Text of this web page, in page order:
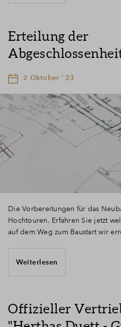
Erteilung der
2 Oktober ' 23
Die Vorbereitungen für das
Hochtouren. Erfahren Sie jetzt
auf dem Weg zum Baustart wir
Weiterlesen
Offizieller